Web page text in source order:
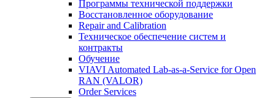
Программы технической поддержки
Восстановленное оборудование
Repair and Calibration
Техническое обеспечение систем и
контракты
Обучение
VIAVI Automated Lab-as-a-Service for Open
RAN (VALOR)
Order Services